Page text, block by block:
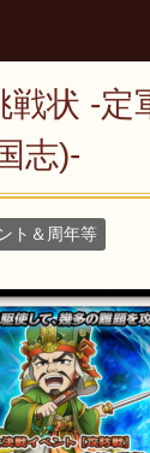
状 -定
志)-
ト＆周年等